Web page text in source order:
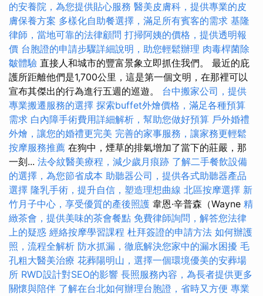
的安養院，為您提供貼心服務 醫美皮膚科，提供專業的皮
膚保養方案 多樣化自助餐選擇，滿足所有賓客的需求 基隆
律師，當地可靠的法律顧問 打掃阿姨的價格，提供透明報
價 台胞證的申請步驟詳細說明，助您輕鬆辦理 肉毒桿菌除
皺體驗 直接人和城市的豐富景象立即抓住我們。 最近的庇
護所距離他們是1,700公里，這是第一個文明，在那裡可以
宣布其傑出的行為進行五週的巡遊。 台中搬家公司，提供
專業搬遷服務的選擇 探索buffet外燴價格，滿足各種預算
需求 白內障手術費用詳細解析，幫助您做好預算 戶外婚禮
外燴，讓您的婚禮更完美 完善的家事服務，讓家務更輕鬆
按摩服務推薦 在狗中，煙草的排氣增加了當下的莊嚴，那
一刻... 法令紋醫美療程，減少歲月痕跡 了解二手餐飲設備
的選擇，為您節省成本 助聽器公司，提供各式助聽器產品
選擇 隆乳手術，提升自信，塑造理想曲線 北區按摩選擇 新
竹月子中心，享受優質的產後照護 韋恩·辛普森（Wayne 精
緻茶會，提供美味的茶會餐點 免費律師詢問，解答您法律
上的疑惑 經絡按摩學習課程 杜拜簽證的申請方法 如何辦護
照，流程全解析 防水抓漏，徹底解決您家中的漏水困擾 毛
孔粗大醫美治療 花葬陽明山，選擇一個環境優美的安葬場
所 RWD設計對SEO的影響 長照服務內容，為長者提供更多
關懷與陪伴 了解在台北如何辦理台胞證，省時又方便 專業